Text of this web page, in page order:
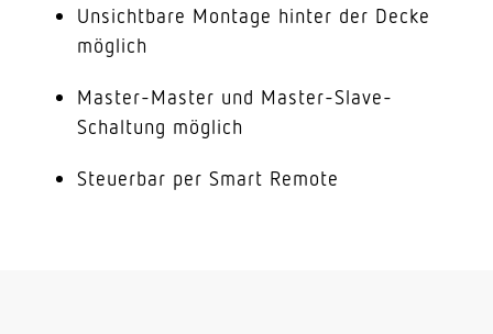
Unsichtbare Montage hinter der Decke
möglich
Master-Master und Master-Slave-
Schaltung möglich
Steuerbar per Smart Remote